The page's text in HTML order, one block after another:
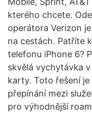
kterého chcete.
operátora Verizon
na cestách. Patříte
telefonu iPhone 6?
skvělá vychytávka
karty. Toto řešení
přepínání mezi
pro výhodnější